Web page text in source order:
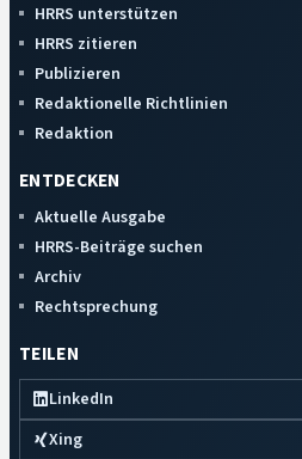
HRRS unterstützen
HRRS zitieren
Publizieren
Redaktionelle Richtlinien
Redaktion
ENTDECKEN
Aktuelle Ausgabe
HRRS-Beiträge suchen
Archiv
Rechtsprechung
TEILEN
LinkedIn
Xing